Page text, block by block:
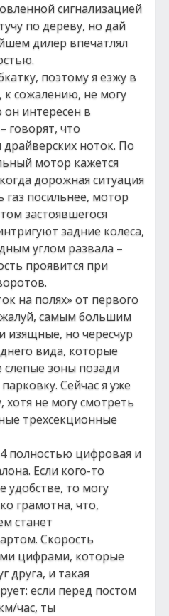
сигнализацией
по дереву, но дай
дилер впечатлял
поэтому я езжу в
сожалению, не могу
он интересен в
говорят, что
ноток. По
мотор кажется
дорожная ситуация
посильнее, мотор
застоявшегося
задние колеса,
углом развала –
проявится при
на полях» от первого
самым большим
изящные, но чересчур
вида, которые
зоны позади
Сейчас я уже
не могу смотреть
трехсекционные
полностью цифровая и
Если кого-то
удобстве, то могу
грамотна, что,
станет
Скорость
цифрами, которые
друга, и такая
если перед постом
час, ты